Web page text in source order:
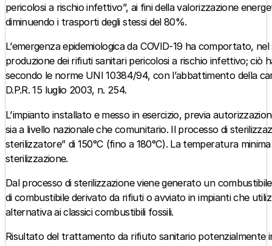
pericolosi a rischio infettivo”, ai fini della valorizzazione
diminuendo i trasporti degli stessi del 80%.
L’emergenza epidemiologica da COVID-19 ha comportato,
produzione dei rifiuti sanitari pericolosi a rischio infettivo; ciò
secondo le norme UNI 10384/94, con l’abbattimento della
D.P.R. 15 luglio 2003, n. 254.
L’impianto installato e messo in esercizio, previa
sia a livello nazionale che comunitario. Il processo di
sterilizzatore” di 150°C (fino a 180°C). La temperatura
sterilizzazione.
Dal processo di sterilizzazione viene generato un
di combustibile derivato da rifiuti o avviato in impianti che
alternativa ai classici combustibili fossili.
Risultato del trattamento da rifiuto sanitario potenzialmente